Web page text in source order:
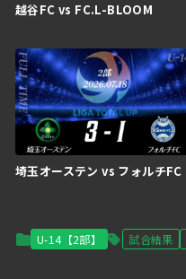
越谷FC vs FC.L-BLOOM
埼玉オーステン vs フォルチFC
U-14【2部】 試合結果